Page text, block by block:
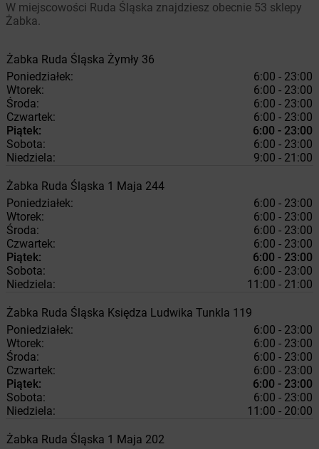
W miejscowości Ruda Śląska znajdziesz obecnie 53 sklepy
Żabka.
Żabka Ruda Śląska Żymły 36
Poniedziałek:
6:00 - 23:00
Wtorek:
6:00 - 23:00
Środa:
6:00 - 23:00
Czwartek:
6:00 - 23:00
Piątek:
6:00 - 23:00
Sobota:
6:00 - 23:00
Niedziela:
9:00 - 21:00
Żabka Ruda Śląska 1 Maja 244
Poniedziałek:
6:00 - 23:00
Wtorek:
6:00 - 23:00
Środa:
6:00 - 23:00
Czwartek:
6:00 - 23:00
Piątek:
6:00 - 23:00
Sobota:
6:00 - 23:00
Niedziela:
11:00 - 21:00
Żabka Ruda Śląska Księdza Ludwika Tunkla 119
Poniedziałek:
6:00 - 23:00
Wtorek:
6:00 - 23:00
Środa:
6:00 - 23:00
Czwartek:
6:00 - 23:00
Piątek:
6:00 - 23:00
Sobota:
6:00 - 23:00
Niedziela:
11:00 - 20:00
Żabka Ruda Śląska 1 Maja 202